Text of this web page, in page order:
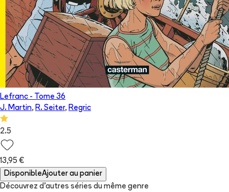
Lefranc - Tome 36
J. Martin, R. Seiter, Regric
2.5
13,95 €
DisponibleAjouter au panier
Découvrez d'autres séries du même genre